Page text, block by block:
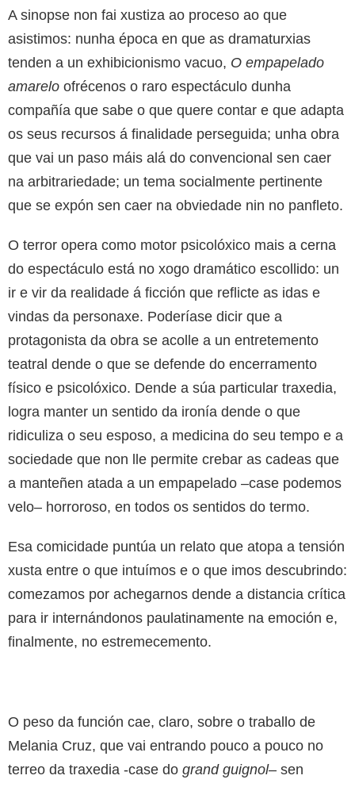
A sinopse non fai xustiza ao proceso ao que
asistimos: nunha época en que as dramaturxias
tenden a un exhibicionismo vacuo, O empapelado
amarelo ofrécenos o raro espectáculo dunha
compañía que sabe o que quere contar e que adapta
os seus recursos á finalidade perseguida; unha obra
que vai un paso máis alá do convencional sen caer
na arbitrariedade; un tema socialmente pertinente
que se expón sen caer na obviedade nin no panfleto.
O terror opera como motor psicolóxico mais a cerna
do espectáculo está no xogo dramático escollido: un
ir e vir da realidade á ficción que reflicte as idas e
vindas da personaxe. Poderíase dicir que a
protagonista da obra se acolle a un entretemento
teatral dende o que se defende do encerramento
físico e psicolóxico. Dende a súa particular traxedia,
logra manter un sentido da ironía dende o que
ridiculiza o seu esposo, a medicina do seu tempo e a
sociedade que non lle permite crebar as cadeas que
a manteñen atada a un empapelado –case podemos
velo– horroroso, en todos os sentidos do termo.
Esa comicidade puntúa un relato que atopa a tensión
xusta entre o que intuímos e o que imos descubrindo:
comezamos por achegarnos dende a distancia crítica
para ir internándonos paulatinamente na emoción e,
finalmente, no estremecemento.
O peso da función cae, claro, sobre o traballo de
Melania Cruz, que vai entrando pouco a pouco no
terreo da traxedia -case do grand guignol– sen